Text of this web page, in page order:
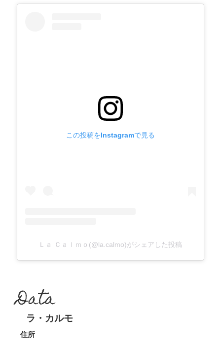
この投稿をInstagramで見る
Ｌａ Ｃａｌｍｏ(@la.calmo)がシェアした投稿
Data
ラ・カルモ
住所